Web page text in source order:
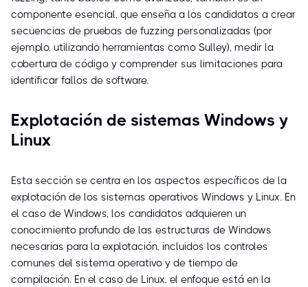
componente esencial, que enseña a los candidatos a crear
secuencias de pruebas de fuzzing personalizadas (por
ejemplo, utilizando herramientas como Sulley), medir la
cobertura de código y comprender sus limitaciones para
identificar fallos de software.
Explotación de sistemas Windows y
Linux
Esta sección se centra en los aspectos específicos de la
explotación de los sistemas operativos Windows y Linux. En
el caso de Windows, los candidatos adquieren un
conocimiento profundo de las estructuras de Windows
necesarias para la explotación, incluidos los controles
comunes del sistema operativo y de tiempo de
compilación. En el caso de Linux, el enfoque está en la